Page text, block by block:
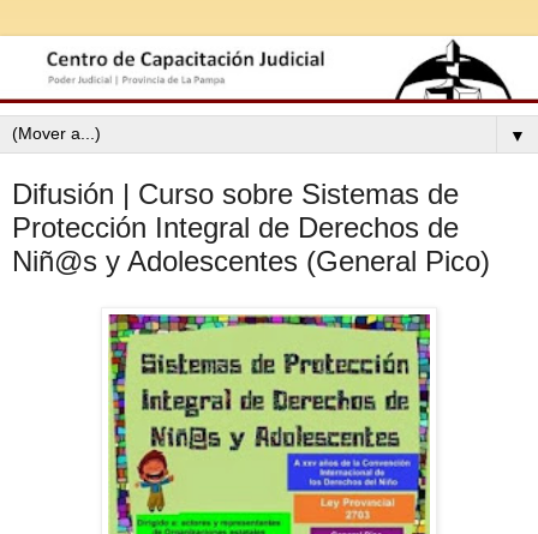
▼
Difusión | Curso sobre Sistemas de
Protección Integral de Derechos de
Niñ@s y Adolescentes (General Pico)